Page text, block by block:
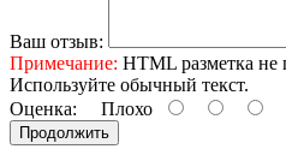
Ваш отзыв:
Примечание: HTML разметка не
Используйте обычный текст.
Оценка: Плохо
Продолжить